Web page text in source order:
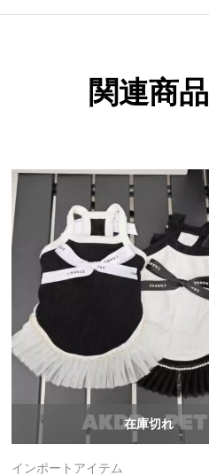
関連商品
インポートアイテム
在庫切れ